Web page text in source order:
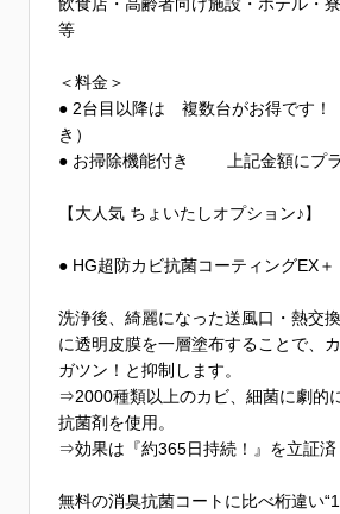
等
＜料金＞
● 2台目以降は 複数台がお得です！
き）
● お掃除機能付き 上記金額にプラ
【大人気 ちょいたしオプション♪】
● HG超防カビ抗菌コーティングEX
洗浄後、綺麗になった送風口・熱交
に透明皮膜を一層塗布することで、
ガツン！と抑制します。
⇒2000種類以上のカビ、細菌に劇的
抗菌剤を使用。
⇒効果は『約365日持続！』を立証済
無料の消臭抗菌コートに比べ桁違い